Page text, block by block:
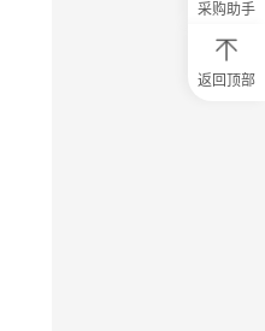
采购助手
返回顶部